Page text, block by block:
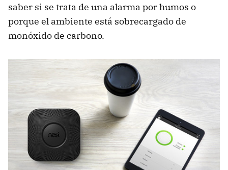
saber si se trata de una alarma por humos o
porque el ambiente está sobrecargado de
monóxido de carbono.